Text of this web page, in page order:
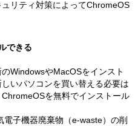
リティ対策によってChromeOS
できる
WindowsやMacOSをインスト
いパソコンを買い替える必要は
を無料でインストール
子機器廃棄物（e-waste）の削